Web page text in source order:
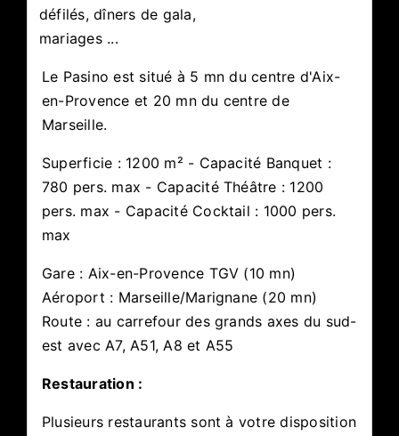
défilés, dîners de gala,
mariages ...
Le Pasino est situé à 5 mn du centre d'Aix-
en-Provence et 20 mn du centre de
Marseille.
Superficie : 1200 m² - Capacité Banquet :
780 pers. max - Capacité Théâtre : 1200
pers. max - Capacité Cocktail : 1000 pers.
max
Gare : Aix-en-Provence TGV (10 mn)
Aéroport : Marseille/Marignane (20 mn)
Route : au carrefour des grands axes du sud-
est avec A7, A51, A8 et A55
Restauration :
Plusieurs restaurants sont à votre disposition